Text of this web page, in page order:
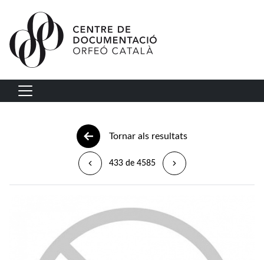
Vés al contingut
Navegació principal
Tornar als resultats
433 de 4585